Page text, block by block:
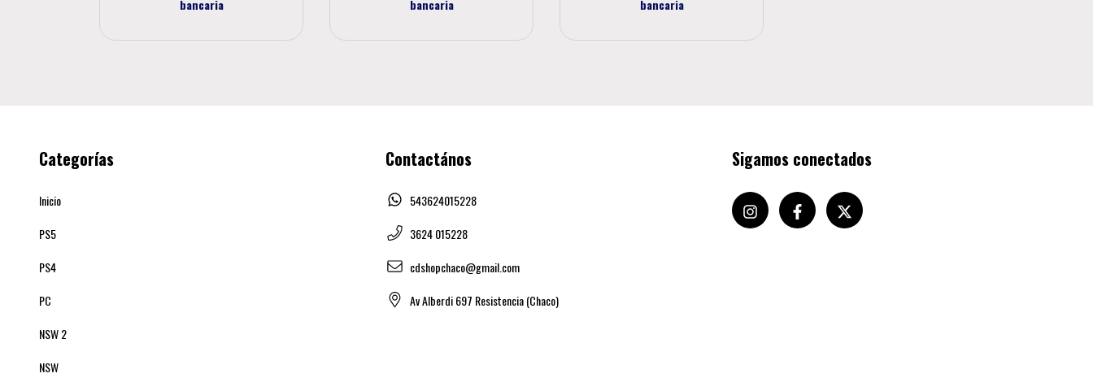
bancaria
bancaria
bancaria
Categorías
Inicio
PS5
PS4
PC
NSW 2
NSW
Contactános
543624015228
3624 015228
cdshopchaco@gmail.com
Av Alberdi 697 Resistencia (Chaco)
Sigamos conectados